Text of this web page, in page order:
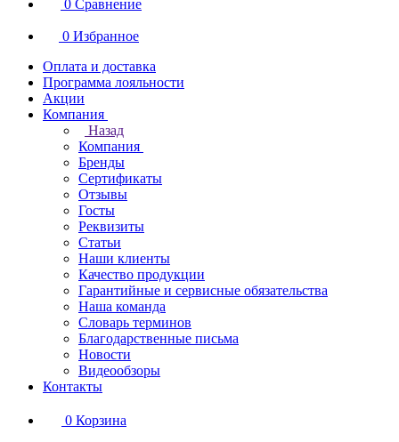
0 Сравнение
0 Избранное
Оплата и доставка
Программа лояльности
Акции
Компания
Назад
Компания
Бренды
Сертификаты
Отзывы
Госты
Реквизиты
Статьи
Наши клиенты
Качество продукции
Гарантийные и сервисные обязательства
Наша команда
Словарь терминов
Благодарственные письма
Новости
Видеообзоры
Контакты
0 Корзина